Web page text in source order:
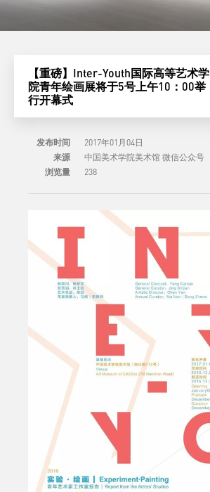
【重磅】Inter-Youth国际高等艺术学
院青年绘画展将于5号上午10：00举
行开幕式
发布时间
2017年01月04日
来源
中国美术学院美术馆 微信公众号
浏览量
238